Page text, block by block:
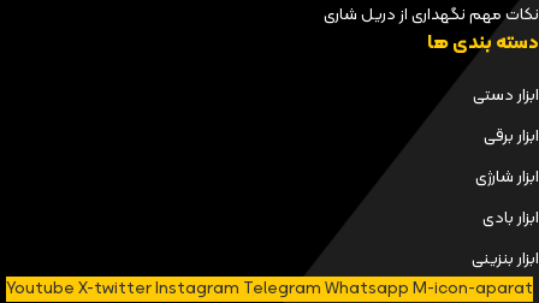
نکات مهم نگهداری از دریل شاری
دسته بندی ها
ابزار دستی
ابزار برقی
ابزار شارژی
ابزار بادی
ابزار بنزینی
YoutubeX-twitterInstagram TelegramWhatsappM-icon-aparat